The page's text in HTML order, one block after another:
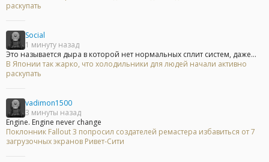
раскупать
Social
1 минуту назад
Это называется дыра в которой нет нормальных сплит систем, даже...
В Японии так жарко, что холодильники для людей начали активно
раскупать
vadimon1500
3 минуты назад
Engine. Engine never change
Поклонник Fallout 3 попросил создателей ремастера избавиться от 7
загрузочных экранов Ривет-Сити